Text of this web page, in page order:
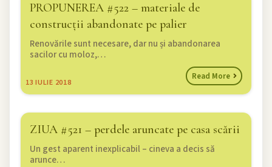
PROPUNEREA #522 – materiale de
construcții abandonate pe palier
13 IULIE 2018
Renovările sunt necesare, dar nu și abandonarea
sacilor cu moloz,…
Read More
ZIUA #521 – perdele aruncate pe casa scării
Un gest aparent inexplicabil – cineva a decis să
arunce…